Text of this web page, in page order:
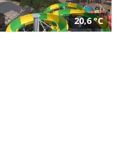
20,6 °C